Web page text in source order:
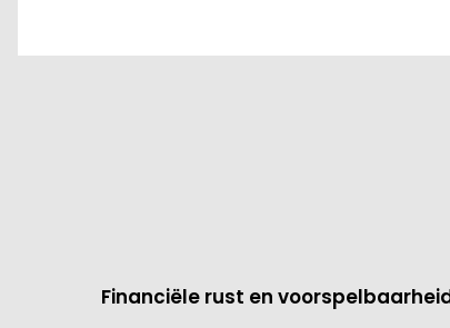
Financiële rust en